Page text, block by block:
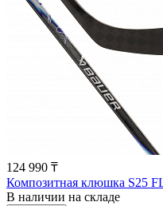
124 990 ₸
Композитная клюшка S25
В наличии на складе